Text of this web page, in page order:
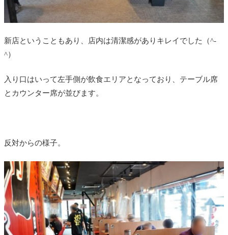
新店ということもあり、店内は清潔感がありキレイでした（^-
^）
入り口はいって左手側が飲食エリアとなっており、テーブル席
とカウンター席が並びます。
反対からの様子。